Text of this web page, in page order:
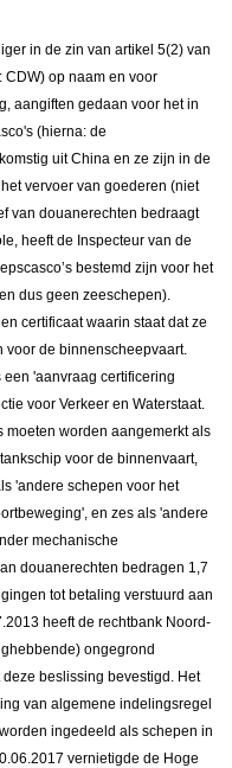
in de zin van artikel 5(2) van
op naam en voor
aangiften gedaan voor het in
(hierna: de
uit China en ze zijn in de
vervoer van goederen (niet
van douanerechten bedraagt
heeft de Inspecteur van de
bestemd zijn voor het
dus geen zeeschepen).
certificaat waarin staat dat ze
de binnenscheepvaart.
'aanvraag certificering
voor Verkeer en Waterstaat.
moeten worden aangemerkt als
voor de binnenvaart,
'andere schepen voor het
en zes als 'andere
mechanische
douanerechten bedragen 1,7
tot betaling verstuurd aan
heeft de rechtbank Noord-
ongegrond
beslissing bevestigd. Het
van algemene indelingsregel
ingedeeld als schepen in
vernietigde de Hoge